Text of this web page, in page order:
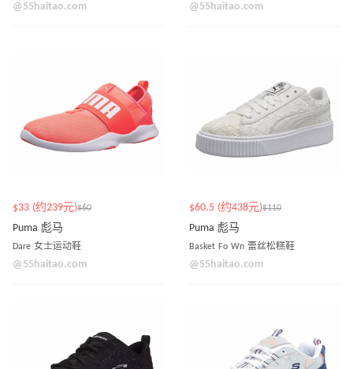
@55haitao.com @55haitao.com
$33 (约239元)$60
Puma 彪马
Dare 女士运动鞋
@55haitao.com
$60.5 (约438元)$110
Puma 彪马
Basket Fo Wn 蕾丝松糕鞋
@55haitao.com